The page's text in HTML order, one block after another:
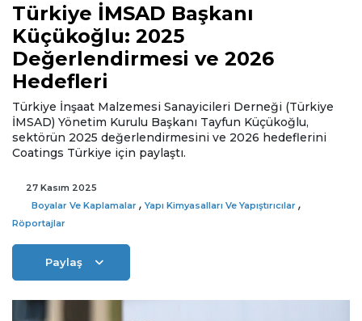
Türkiye İMSAD Başkanı
Küçükoğlu: 2025
Değerlendirmesi ve 2026
Hedefleri
Türkiye İnşaat Malzemesi Sanayicileri Derneği (Türkiye
İMSAD) Yönetim Kurulu Başkanı Tayfun Küçükoğlu,
sektörün 2025 değerlendirmesini ve 2026 hedeflerini
Coatings Türkiye için paylaştı.
27 Kasım 2025
Boyalar Ve Kaplamalar , Yapı Kimyasalları Ve Yapıştırıcılar ,
Röportajlar
Paylaş